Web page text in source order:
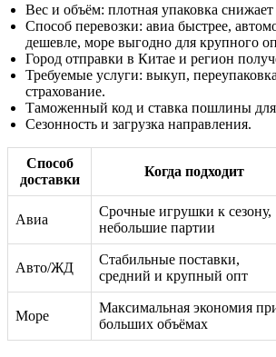
Вес и объём: плотная упаковка
Способ перевозки: авиа быстрее,
дешевле, море выгодно для крупного
Город отправки в Китае и регион
Требуемые услуги: выкуп,
страхование.
Таможенный код и ставка пошлины
Сезонность и загрузка направления.
Способ
доставки
Когда подходит
Авиа
Срочные игрушки к сезону,
небольшие партии
Авто/ЖД
Стабильные поставки,
средний и крупный опт
Море
Максимальная экономия
больших объёмах